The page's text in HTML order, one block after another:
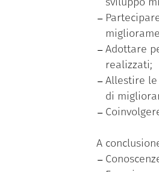
Adottare
realizzati;
Allestire
di
A